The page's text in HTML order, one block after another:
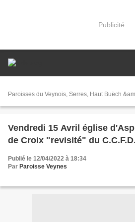
Publicité
Paroisses du Veynois, Serres, Haut Buëch
Vendredi 15 Avril église
de Croix "revisité" du C.C.F.D.
Publié le 12/04/2022 à 18:34
Par Paroisse Veynes